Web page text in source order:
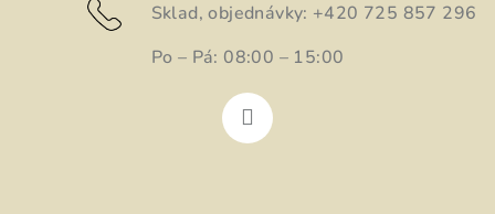
Sklad, objednávky: +420 725 857 296
Po – Pá: 08:00 – 15:00